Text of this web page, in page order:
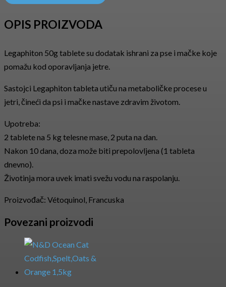
OPIS PROIZVODA
Legaphiton 50g tablete su dodatak ishrani za pse i mačke koje
pomažu kod oporavljanja jetre.
Sastojci Legaphiton tableta utiču na metaboličke procese u
jetri, čineći da psi i mačke nastave zdravim životom.
Upotreba:
2 tablete na 5 kg telesne mase, 2 puta na dan.
Nakon 10 dana, doza može biti prepolovljena (1 tableta
dnevno).
Životinja mora uvek imati svežu vodu na raspolanju.
Proizvođač: Vétoquinol, Francuska
Povezani proizvodi